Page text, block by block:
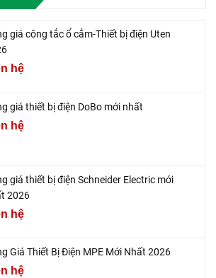
giá công tắc ổ cắm-Thiết bị điện Uten
hệ
giá thiết bị điện DoBo mới nhất
hệ
giá thiết bị điện Schneider Electric mới
2026
hệ
Giá Thiết Bị Điện MPE Mới Nhất 2026
hệ